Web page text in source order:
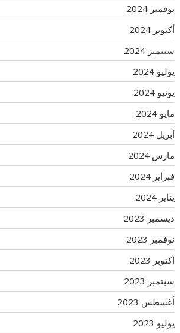
نوفمبر 2024
أكتوبر 2024
سبتمبر 2024
يوليو 2024
يونيو 2024
مايو 2024
أبريل 2024
مارس 2024
فبراير 2024
يناير 2024
ديسمبر 2023
نوفمبر 2023
أكتوبر 2023
سبتمبر 2023
أغسطس 2023
يوليو 2023